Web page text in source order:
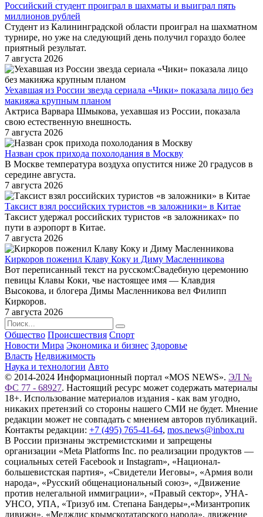
Российский студент проиграл в шахматы и выиграл пять
миллионов рублей
Студент из Калининградской области проиграл на шахматном
турнире, но уже на следующий день получил гораздо более
приятный результат.
7 августа 2026
Уехавшая из России звезда сериала «Чики» показала лицо без
макияжа крупным планом
Актриса Варвара Шмыкова, уехавшая из России, показала
свою естественную внешность.
7 августа 2026
Назван срок прихода похолодания в Москву
В Москве температура воздуха опустится ниже 20 градусов в
середине августа.
7 августа 2026
Таксист взял российских туристов «в заложники» в Китае
Таксист удержал российских туристов «в заложниках» по
пути в аэропорт в Китае.
7 августа 2026
Киркоров поженил Клаву Коку и Диму Масленникова
Вот переписанный текст на русском:Свадебную церемонию
певицы Клавы Коки, чье настоящее имя — Клавдия
Высокова, и блогера Димы Масленникова вел Филипп
Киркоров.
7 августа 2026
Общество Происшествия Спорт
Новости Мира Экономика и бизнес Здоровье
Власть Недвижимость
Наука и технологии Авто
© 2014-2024 Информационный портал «MOS NEWS». ЭЛ №
ФС 77 - 68927. Настоящий ресурс может содержать материалы
18+. Использование материалов издания - как вам угодно,
никаких претензий со стороны нашего СМИ не будет. Мнение
редакции может не совпадать с мнением авторов публикаций.
Контакты редакции: +7 (495) 765-41-64, mos.news@inbox.ru
В России признаны экстремистскими и запрещены
организации «Meta Platforms Inc. по реализации продуктов —
социальных сетей Facebook и Instagram», «Национал-
большевистская партия», «Свидетели Иеговы», «Армия воли
народа», «Русский общенациональный союз», «Движение
против нелегальной иммиграции», «Правый сектор», УНА-
УНСО, УПА, «Тризуб им. Степана Бандеры»,«Мизантропик
дивижн», «Меджлис крымскотатарского народа», движение